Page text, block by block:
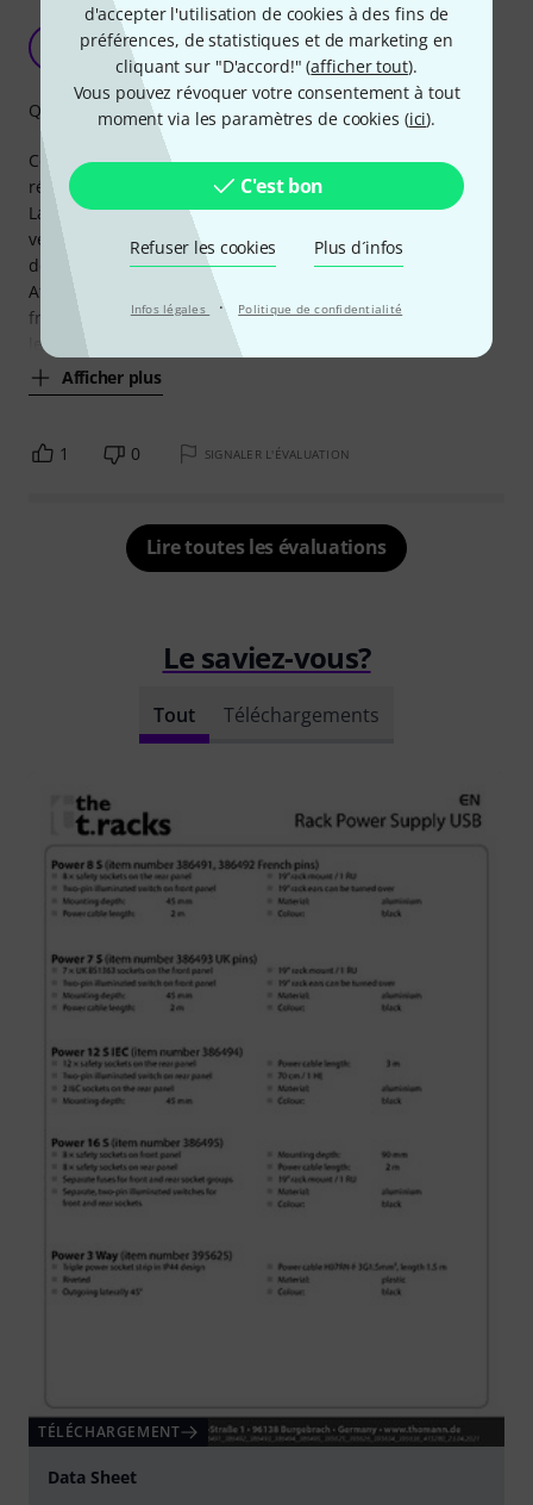
d'accepter l'utilisation de cookies à des fins de
préférences, de statistiques et de marketing en
cliquant sur "D'accord!" (afficher tout).
Vous pouvez révoquer votre consentement à tout
moment via les paramètres de cookies (ici).
C'est bon
Refuser les cookies Plus d´infos
Infos légales · Politique de confidentialité
Excellent bloc multiprises
Olive63 02.08.2021
Ce bloc multiprises est bien conçu avec ses équerres
réversibles.
La dimension du cable (2 mètres) est suffisante et le
verrouillage des prises est de bonne facture. Son système
de fixation est pratique.
Attention toutefois à la compatibilité des prises mâle
françaises qui ne présentes q'un trou pour la terre et non
les 2 languettes métalliques en haut et en
Afficher plus
Qualité de fabrication
1 0 SIGNALER L'ÉVALUATION
Lire toutes les évaluations
Le saviez-vous?
Tout Téléchargements
TÉLÉCHARGEMENT
Data Sheet